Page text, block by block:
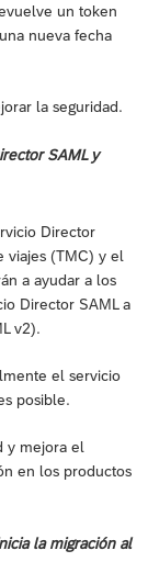
un token
nueva fecha
la seguridad.
SAML y
Director
viajes (TMC) y el
a ayudar a los
Director SAML a
v2).
el servicio
posible.
y mejora el
en los productos
la migración al